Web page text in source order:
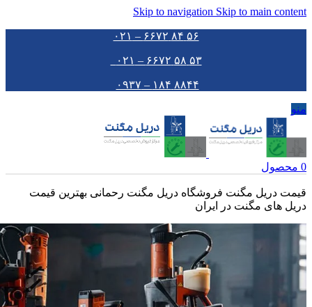
Skip to navigation Skip to main content
۵۶ ۸۴ ۶۶۷۲ – ۰۲۱
۵۳ ۵۸ ۶۶۷۲ – ۰۲۱
۸۸۴۴ ۱۸۴ – ۰۹۳۷
منو
0 محصول
قیمت دریل مگنت فروشگاه دریل مگنت رحمانی بهترین قیمت
دریل های مگنت در ایران